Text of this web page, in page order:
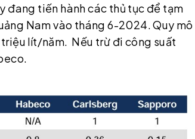
đang tiến hành các thủ tục để tạm
Nam vào tháng 6-2024. Quy mô
lít/năm. Nếu trừ đi công suất